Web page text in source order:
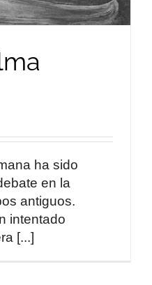
ha sido
en la
antiguos.
intentado
[...]